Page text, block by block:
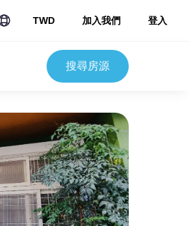
TWD 加入我們 登入
搜尋房源